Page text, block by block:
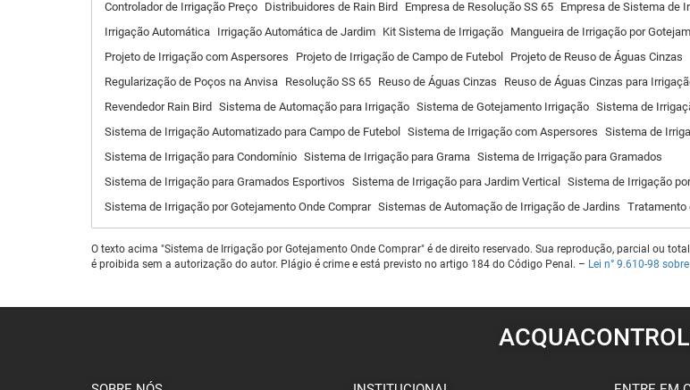
Controlador de Irrigação Preço Distribuidores de Rain Bird Empresa de Resolução SS 65 Empresa de Sistema de
Irrigação Automática Irrigação Automática de Jardim Kit Sistema de Irrigação Mangueira de Irrigação por
Projeto de Irrigação com Aspersores
Projeto de Irrigação de Campo de Futebol
Projeto de Reuso de Águas Cinzas
Regularização de Poços na Anvisa Resolução SS 65 Reuso de Águas Cinzas Reuso de Águas Cinzas para
Revendedor Rain Bird Sistema de Automação para Irrigação Sistema de Gotejamento Irrigação Sistema de
Sistema de Irrigação Automatizado para Campo de Futebol
Sistema de Irrigação com Aspersores Sistema de
Sistema de Irrigação para Condomínio Sistema de Irrigação para Grama Sistema de Irrigação para Gramados
Sistema de Irrigação para Gramados Esportivos Sistema de Irrigação para Jardim Vertical
Sistema de Irrigação
Sistema de Irrigação por Gotejamento Onde Comprar Sistemas de Automação de Irrigação de Jardins Tratamento
O texto acima "Sistema de Irrigação por Gotejamento Onde Comprar" é de direito reservado. Sua reprodução, parcial ou
é proibida sem a autorização do autor. Plágio é crime e está previsto no artigo 184 do Código Penal. – Lei n° 9.610-98